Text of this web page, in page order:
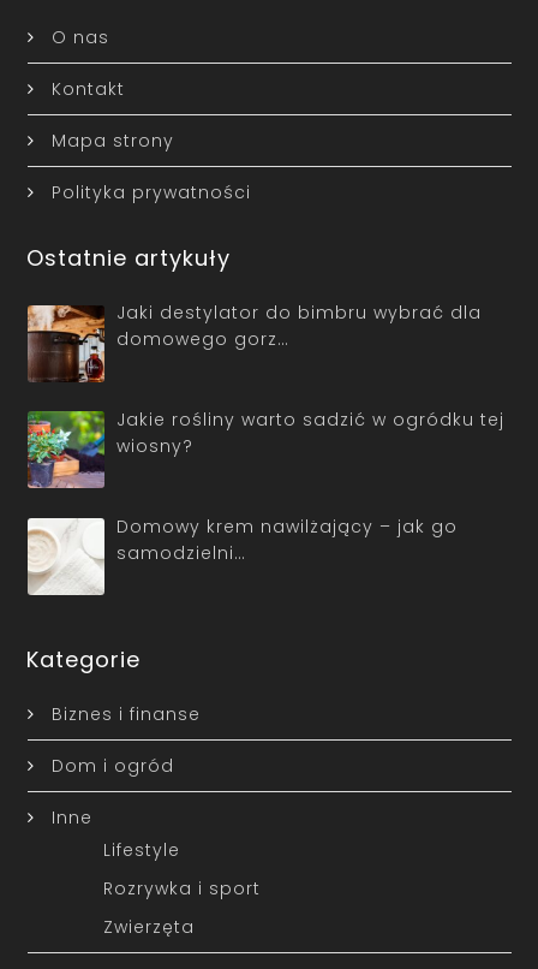
O nas
Kontakt
Mapa strony
Polityka prywatności
Ostatnie artykuły
Jaki destylator do bimbru wybrać dla
domowego gorz…
Jakie rośliny warto sadzić w ogródku tej
wiosny?
Domowy krem nawilżający – jak go
samodzielni…
Kategorie
Biznes i finanse
Dom i ogród
Inne
Lifestyle
Rozrywka i sport
Zwierzęta